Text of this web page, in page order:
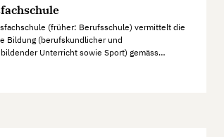
(früher: Berufsschule) vermittelt die
Bildung (berufskundlicher und
Unterricht sowie Sport) gemäss…